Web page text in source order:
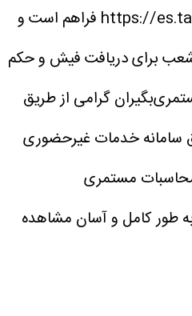
خدمات غیرحضوری https://es.tamin.ir فراهم است و
برای دریافت فیش و حکم
گرامی از طریق
سامانه خدمات غیرحضوری
مستمری
طور کامل و آسان مشاهده